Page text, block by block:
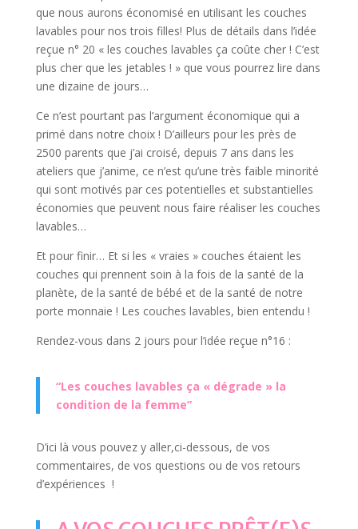
que nous aurons économisé en utilisant les couches
lavables pour nos trois filles! Plus de détails dans l’idée
reçue n° 20 « les couches lavables ça coûte cher ! C’est
plus cher que les jetables ! » que vous pourrez lire dans
une dizaine de jours…
Ce n’est pourtant pas l’argument économique qui a
primé dans notre choix ! D’ailleurs pour les près de
2500 parents que j’ai croisé, depuis 7 ans dans les
ateliers que j’anime, ce n’est qu’une très faible minorité
qui sont motivés par ces potentielles et substantielles
économies que peuvent nous faire réaliser les couches
lavables…
Et pour finir… Et si les « vraies » couches étaient les
couches qui prennent soin à la fois de la santé de la
planète, de la santé de bébé et de la santé de notre
porte monnaie ! Les couches lavables, bien entendu !
Rendez-vous dans 2 jours pour l’idée reçue n°16 :
“Les couches lavables ça « dégrade » la
condition de la femme”
D’ici là vous pouvez y aller,ci-dessous, de vos
commentaires, de vos questions ou de vos retours
d’expériences !